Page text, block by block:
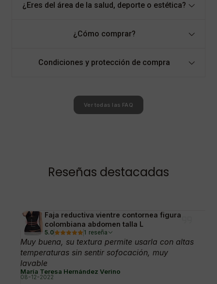
¿Eres del área de la salud, deporte o estética?
¿Cómo comprar?
Condiciones y protección de compra
Ver todas las FAQ
Reseñas destacadas
Faja reductiva vientre contornea figura
colombiana abdomen talla L
5.0 1 reseña
Muy buena, su textura permite usarla con altas
temperaturas sin sentir sofocación, muy
lavable
María Teresa Hernández Verino
08-12-2022